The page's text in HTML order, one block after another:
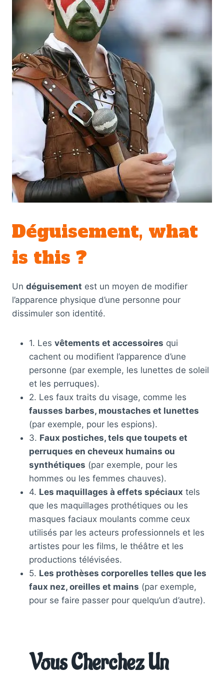
Déguisement, what
is this ?
Un déguisement est un moyen de modifier
l’apparence physique d’une personne pour
dissimuler son identité.
1. Les vêtements et accessoires qui
cachent ou modifient l’apparence d’une
personne (par exemple, les lunettes de soleil
et les perruques).
2. Les faux traits du visage, comme les
fausses barbes, moustaches et lunettes
(par exemple, pour les espions).
3. Faux postiches, tels que toupets et
perruques en cheveux humains ou
synthétiques (par exemple, pour les
hommes ou les femmes chauves).
4. Les maquillages à effets spéciaux tels
que les maquillages prothétiques ou les
masques faciaux moulants comme ceux
utilisés par les acteurs professionnels et les
artistes pour les films, le théâtre et les
productions télévisées.
5. Les prothèses corporelles telles que les
faux nez, oreilles et mains (par exemple,
pour se faire passer pour quelqu’un d’autre).
Vous Cherchez Un